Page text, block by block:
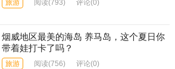
旅游 阅读(793) 评论(0)
烟威地区最美的海岛 养马岛，这个夏日你
带着娃打卡了吗？
旅游 阅读(756) 评论(0)